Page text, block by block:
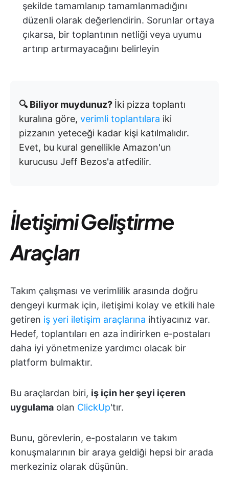
şekilde tamamlanıp tamamlanmadığını
düzenli olarak değerlendirin. Sorunlar ortaya
çıkarsa, bir toplantının netliği veya uyumu
artırıp artırmayacağını belirleyin
🔍 Biliyor muydunuz? İki pizza toplantı
kuralına göre, verimli toplantılara iki
pizzanın yeteceği kadar kişi katılmalıdır.
Evet, bu kural genellikle Amazon'un
kurucusu Jeff Bezos'a atfedilir.
İletişimi Geliştirme
Araçları
Takım çalışması ve verimlilik arasında doğru
dengeyi kurmak için, iletişimi kolay ve etkili hale
getiren iş yeri iletişim araçlarına ihtiyacınız var.
Hedef, toplantıları en aza indirirken e-postaları
daha iyi yönetmenize yardımcı olacak bir
platform bulmaktır.
Bu araçlardan biri, iş için her şeyi içeren
uygulama olan ClickUp'tır.
Bunu, görevlerin, e-postaların ve takım
konuşmalarının bir araya geldiği hepsi bir arada
merkeziniz olarak düşünün.